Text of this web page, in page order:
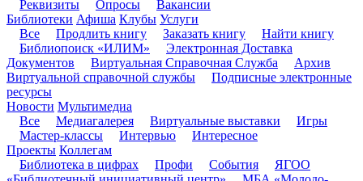
Реквизиты
Опросы
Вакансии
Библиотеки Афиша Клубы Услуги
Все
Продлить книгу Заказать книгу
Найти книгу
Библиопоиск «ИЛИМ»
Электронная Доставка
Документов
Виртуальная Справочная Служба
Архив
Виртуальной справочной службы
Подписные электронные
ресурсы
Новости Мультимедиа
Все
Медиагалерея Виртуальные выставки
Игры
Мастер-классы
Интервью
Интересное
Проекты Коллегам
Библиотека в цифрах
Профи События
ЯГОО